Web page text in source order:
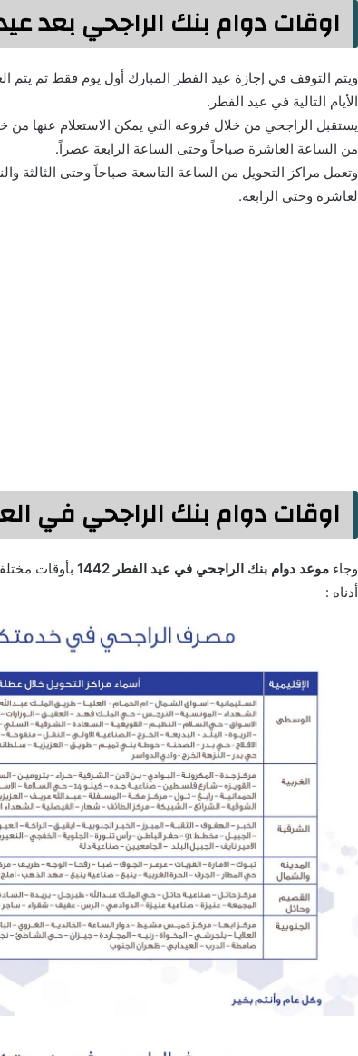
اوقات دوام بنك الراجحي بعد
الأيام التالية في عيد الفطر.
يستقبل الراجحي من خلال فروعه التي يمكن الاستعلام عنها من
من الساعة العاشرة صباحاً وحتى الساعة الرابعة عصراً.
وتعمل مراكز التحويل من الساعة التاسعة صباحاً وحتى الثالثة
لعاشرة وحتى الرابعة.
اوقات دوام بنك الراجحي في العيد
وجاء موعد دوام بنك الراجحي في عيد الفطر 1442
بأوقات
أدناه :